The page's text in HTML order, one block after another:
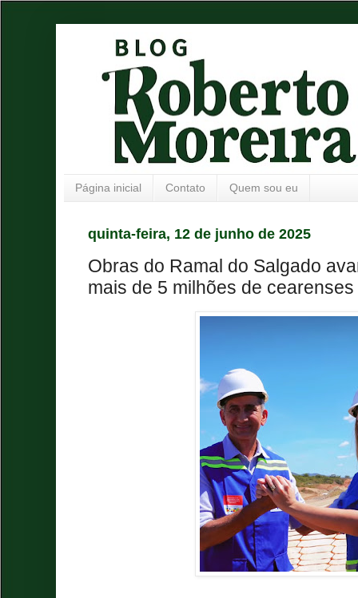
Página inicial Contato Quem sou eu
quinta-feira, 12 de junho de 2025
Obras do Ramal do Salgado
mais de 5 milhões de cearenses